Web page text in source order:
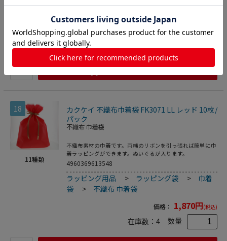
袋>梨地巾着
価格： 1,925
カートに入れる
18
11種類
カクケイ 不織布巾着袋 FK3071 LL レッド 10枚/
パック
不織布 巾着袋
不織布素材の巾着です。両端のリボンを引っ張れば簡単に巾
着ラッピングができます。ぬいぐるが入ります。
4960369613548
ラッピング用品 > ラッピング袋 > 巾着
袋
> 不織布 巾着袋
価格： 1,870円(税込)
在庫数： 4 数量